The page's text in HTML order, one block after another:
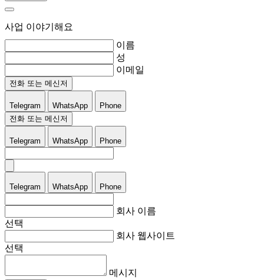
사업 이야기해요
이름
성
이메일
전화 또는 메신저
Telegram WhatsApp
Phone
전화 또는 메신저
Telegram WhatsApp Phone
Telegram WhatsApp Phone
회사 이름
선택
회사 웹사이트
선택
메시지